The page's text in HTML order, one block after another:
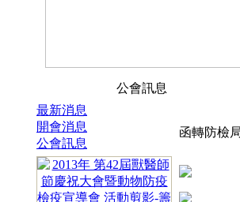
公會訊息
最新消息
開會消息
公會訊息
函轉防檢